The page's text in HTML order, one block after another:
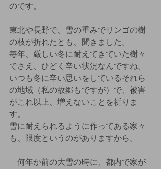
のです。
東北や長野で、雪の重みでリンゴの樹
の枝が折れたとも、聞きました。
毎年、厳しい冬に耐えてきていた樹々
でさえ、ひどく辛い状況なんですね。
いつも冬に辛い思いをしているそれら
の地域（私の故郷もですが）で、被害
がこれ以上、増えないことを祈りま
す。
雪に耐えられるように作ってある家々
も、限度というのがありますから。
何年か前の大雪の時に、都内で家が